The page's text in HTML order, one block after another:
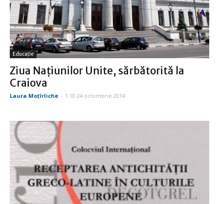
Educație
Ziua Națiunilor Unite, sărbătorită la
Craiova
Laura Moţîrliche - 1:10 24 octombrie 2014